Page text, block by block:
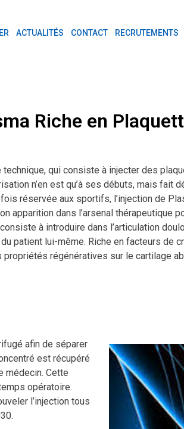
ACTUALITÉS CONTACT RECRUTEMENTS
Riche en
technique, qui consiste à injecter des
n’en est qu’à ses débuts, mais fait
réservée aux sportifs, l’injection de
apparition dans l’arsenal thérapeutique
à introduire dans l’articulation
patient lui-même. Riche en facteurs de
propriétés régénératives sur le cartilage
afin de séparer
est récupéré
médecin. Cette
opératoire.
l’injection tous